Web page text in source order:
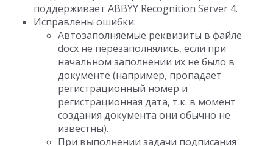
поддерживает ABBYY Recognition Server 4.
Исправлены ошибки:
Автозаполняемые реквизиты в файле
docx не перезаполнялись, если при
начальном заполнении их не было в
документе (например, пропадает
регистрационный номер и
регистрационная дата, т.к. в момент
создания документа они обычно не
известны).
При выполнении задачи подписания